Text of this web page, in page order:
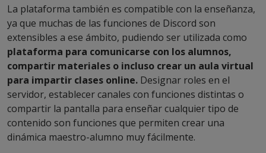
La plataforma también es compatible con la enseñanza,
ya que muchas de las funciones de Discord son
extensibles a ese ámbito, pudiendo ser utilizada como
plataforma para comunicarse con los alumnos,
compartir materiales o incluso crear un aula virtual
para impartir clases online. Designar roles en el
servidor, establecer canales con funciones distintas o
compartir la pantalla para enseñar cualquier tipo de
contenido son funciones que permiten crear una
dinámica maestro-alumno muy fácilmente.